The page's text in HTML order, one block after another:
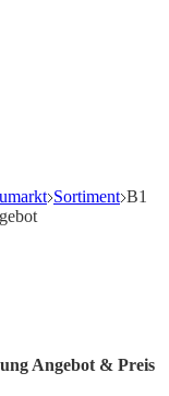
Sortiment B1
Angebot & Preis